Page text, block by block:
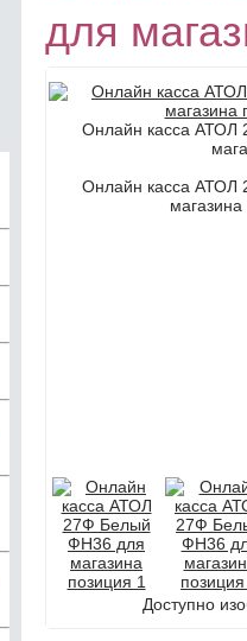
для
Онлайн касса
Онлайн касса
Доступно